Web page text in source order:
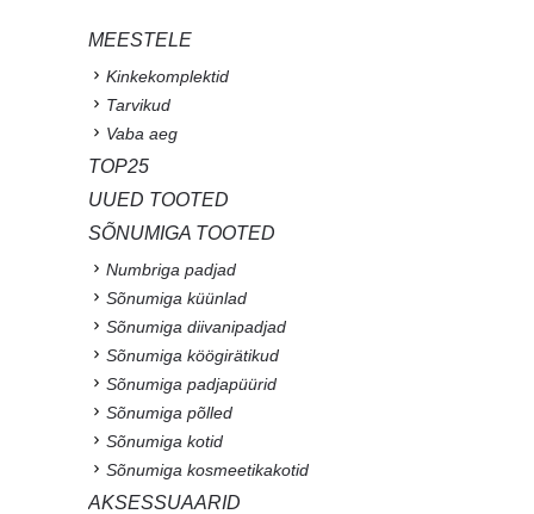
MEESTELE
Kinkekomplektid
Tarvikud
Vaba aeg
TOP25
UUED TOOTED
SÕNUMIGA TOOTED
Numbriga padjad
Sõnumiga küünlad
Sõnumiga diivanipadjad
Sõnumiga köögirätikud
Sõnumiga padjapüürid
Sõnumiga põlled
Sõnumiga kotid
Sõnumiga kosmeetikakotid
AKSESSUAARID